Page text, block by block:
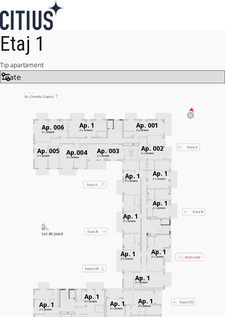
Etaj 1
Tip apartament
Ap. 001
2 camere
Ap. 002
2 camere
Ap. 003
2 camere
Ap.004
2 camere
Ap. 005
2 camere
Ap. 006
2 camere
Ap. 1
2 camere
Ap. 1
2 camere
Ap. 1
2 camere
Ap. 1
2 camere
Ap. 1
2 camere
Ap. 1
2 camere
Ap. 1
2 camere
Ap. 1
2 camere
Ap. 1
2 camere
Ap. 1
2 camere
Ap. 1
2 camere
Ap. 1
2 camere